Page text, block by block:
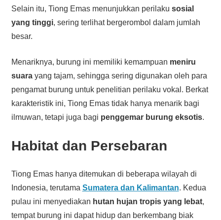
Selain itu, Tiong Emas menunjukkan perilaku sosial
yang tinggi, sering terlihat bergerombol dalam jumlah
besar.
Menariknya, burung ini memiliki kemampuan meniru
suarayang tajam, sehingga sering digunakan oleh para
pengamat burung untuk penelitian perilaku vokal. Berkat
karakteristik ini, Tiong Emas tidak hanya menarik bagi
ilmuwan, tetapi juga bagi penggemar burung eksotis.
Habitat dan Persebaran
Tiong Emas hanya ditemukan di beberapa wilayah di
Indonesia, terutama Sumatera dan Kalimantan. Kedua
pulau ini menyediakan hutan hujan tropis yang lebat,
tempat burung ini dapat hidup dan berkembang biak